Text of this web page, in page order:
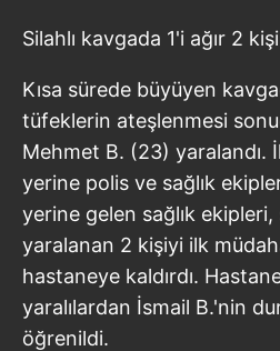
Silahlı kavgada 1'i ağır 2
Kısa sürede büyüyen
tüfeklerin ateşlenmesi
Mehmet B. (23) yaralandı.
yerine polis ve sağlık
yerine gelen sağlık ekipleri,
yaralanan 2 kişiyi ilk
hastaneye kaldırdı.
yaralılardan İsmail B.'nin
öğrenildi.